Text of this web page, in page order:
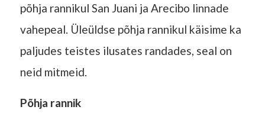
põhja rannikul San Juani ja Arecibo linnade
vahepeal. Üleüldse põhja rannikul käisime ka
paljudes teistes ilusates randades, seal on
neid mitmeid.
Põhja rannik